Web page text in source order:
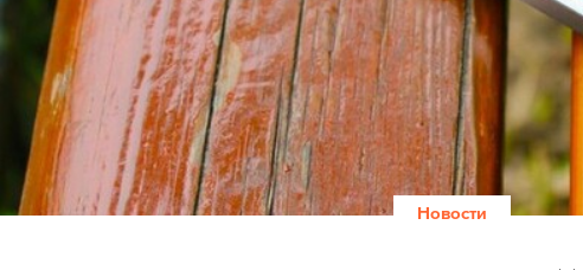
Новости